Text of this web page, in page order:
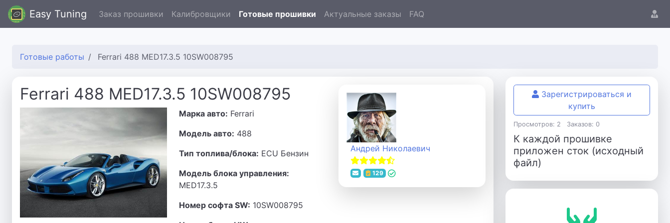
Easy Tuning Заказ прошивки Калибровщики Готовые прошивки Актуальные заказы FAQ
Готовые работы Ferrari 488 MED17.3.5 10SW008795
Ferrari 488 MED17.3.5 10SW008795
Марка авто: Ferrari
Модель авто: 488
Тип топлива/блока: ECU Бензин
Модель блока управления:
MED17.3.5
Номер софта SW: 10SW008795
Андрей Николаевич
129
Зарегистрироваться и
купить
Просмотров: 2 Заказов: 0
К каждой прошивке
приложен сток (исходный
файл)